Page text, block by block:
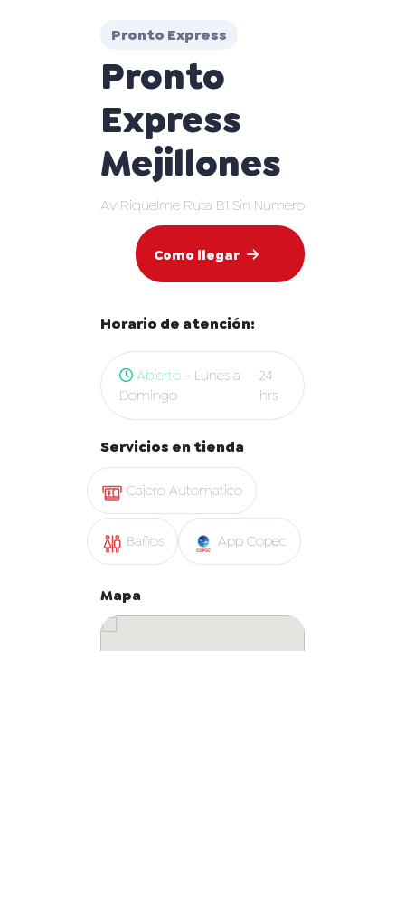
Pronto Express
Pronto
Express
Mejillones
Av Riquelme Ruta B1 Sin Numero
Como llegar
Horario de atención:
Abierto - Lunes a
Domingo
24
hrs
Servicios en tienda
Cajero Automatico
Baños App Copec
Mapa